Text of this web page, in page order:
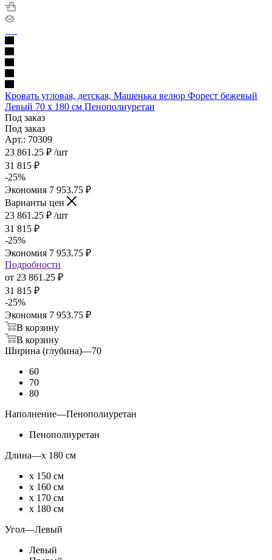
Кровать угловая, детская, Машенька велюр Форест бежевый
Левый 70 х 180 см Пенополиуретан
Под заказ
Под заказ
Арт.: 70309
23 861.25 ₽ /шт
31 815 ₽
-25%
Экономия 7 953.75 ₽
Варианты цен
23 861.25 ₽ /шт
31 815 ₽
-25%
Экономия 7 953.75 ₽
Подробности
от 23 861.25 ₽
31 815 ₽
-25%
Экономия 7 953.75 ₽
В корзину
В корзину
Ширина (глубина)—70
60
70
80
Наполнение—Пенополиуретан
Пенополиуретан
Длина—х 180 см
х 150 см
х 160 см
х 170 см
х 180 см
Угол—Левый
Левый